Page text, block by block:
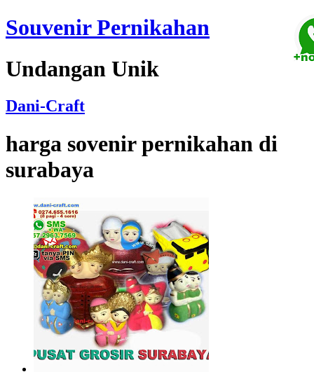
Souvenir Pernikahan
Undangan Unik
Dani-Craft
harga sovenir pernikahan di
surabaya